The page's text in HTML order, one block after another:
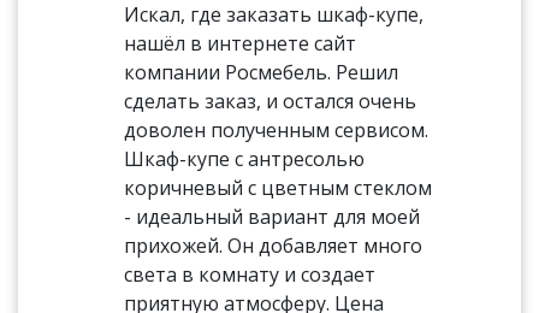
Искал, где заказать шкаф-купе,
нашёл в интернете сайт
компании Росмебель. Решил
сделать заказ, и остался очень
доволен полученным сервисом.
Шкаф-купе с антресолью
коричневый с цветным стеклом
- идеальный вариант для моей
прихожей. Он добавляет много
света в комнату и создает
приятную атмосферу. Цена